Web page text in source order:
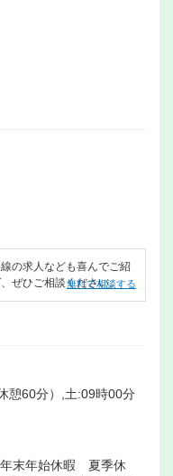
の求人なども喜んでご紹
ぜひご相談ください。
無料で相談する
憩60分）,土:09時00分
末年始休暇 夏季休